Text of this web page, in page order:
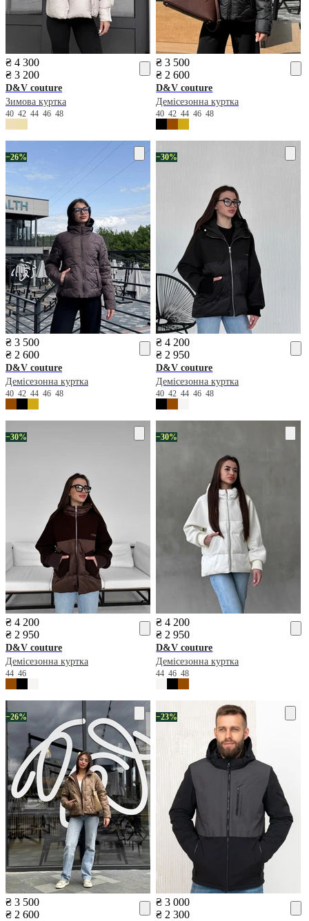
₴ 4 300
₴ 3 200
D&V couture
Зимова куртка
40 42 44 46 48
₴ 3 500
₴ 2 600
D&V couture
Демісезонна куртка
4042444648
−26%
₴ 3 500
₴ 2 600
D&V couture
Демісезонна куртка
40 42 44 46 48
−30%
₴ 4 200
₴ 2 950
D&V couture
Демісезонна куртка
4042444648
−30%
₴ 4 200
₴ 2 950
D&V couture
Демісезонна куртка
44 46
−30%
₴ 4 200
₴ 2 950
D&V couture
Демісезонна куртка
444648
−26%
₴ 3 500
₴ 2 600
−23%
₴ 3 000
₴ 2 300